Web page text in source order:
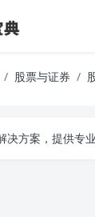
股票与证券
决方案，提供专